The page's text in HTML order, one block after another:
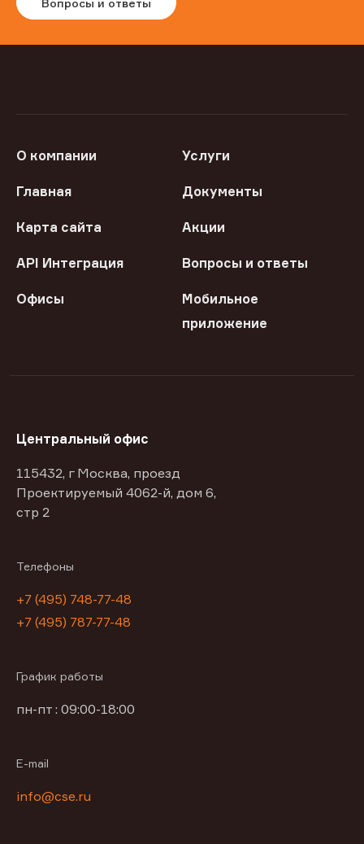
Вопросы и ответы
О компании Услуги
Главная Документы
Карта сайта Акции
API Интеграция Вопросы и ответы
Офисы
Мобильное
приложение
Центральный офис
115432, г Москва, проезд
Проектируемый 4062-й, дом 6,
стр 2
Телефоны
+7 (495) 748-77-48
+7 (495) 787-77-48
График работы
пн-пт : 09:00-18:00
E-mail
info@cse.ru